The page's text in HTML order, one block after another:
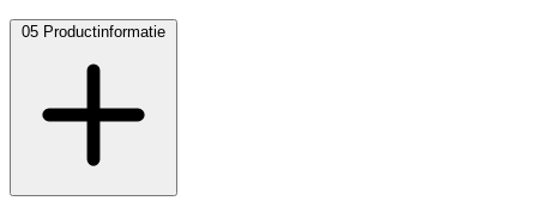
05 Productinformatie